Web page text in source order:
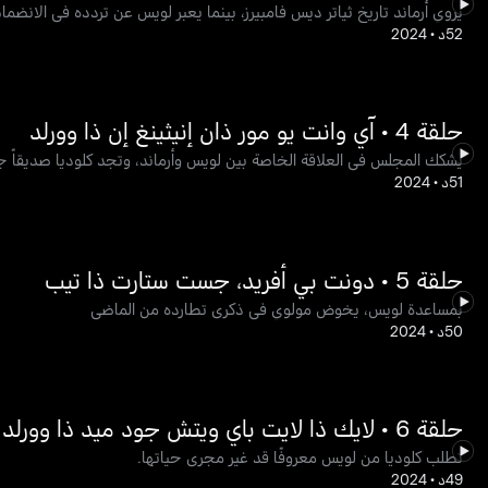
يروي أرماند تاريخ ثياتر ديس فامبيرز، بينما يعبر لويس عن تردده في
52د •
2024
حلقة 4 • آي وانت يو مور ذان إنيثينغ إن ذا وورلد
يشكك المجلس في العلاقة الخاصة بين لويس وأرماند، وتجد كلوديا صديقاً
51د •
2024
حلقة 5 • دونت بي أفريد، جست ستارت ذا تيب
بمساعدة لويس، يخوض مولوي في ذكرى تطارده من الماضي
50د •
2024
حلقة 6 • لايك ذا لايت باي ويتش جود ميد ذا وورلد بيفور
تطلب كلوديا من لويس معروفًا قد غير مجرى حياتها.
49د •
2024